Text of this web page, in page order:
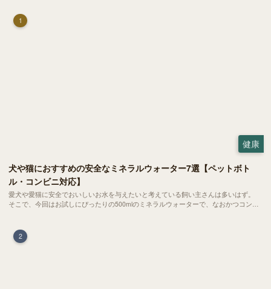
1
健康
犬や猫におすすめの安全なミネラルウォーター7選【ペットボト
ル・コンビニ対応】
愛犬や愛猫に安全でおいしいお水を与えたいと考えている飼い主さんは多いはず。
そこで、今回はお試しにぴったりの500mlのミネラルウォーターで、なおかつコンビ
2